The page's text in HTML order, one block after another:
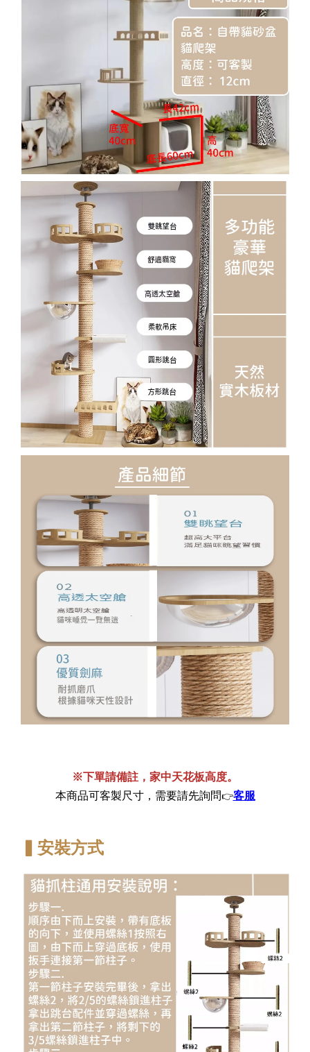
※下單請備註，家中天花板高度。
本商品可客製尺寸，需要請先詢問👉客服
▍安裝方式